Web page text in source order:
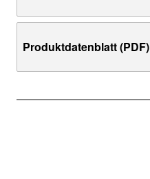
Produktdatenblatt (PDF)